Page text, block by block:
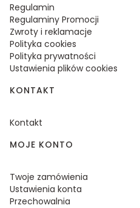
Regulamin
Regulaminy Promocji
Zwroty i reklamacje
Polityka cookies
Polityka prywatności
Ustawienia plików cookies
KONTAKT
Kontakt
MOJE KONTO
Twoje zamówienia
Ustawienia konta
Przechowalnia